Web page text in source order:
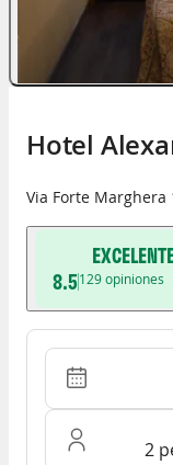
Hotel
Via Forte Marghera
8.5129opiniones
Entrada - Salida
Ocupación: 2
2